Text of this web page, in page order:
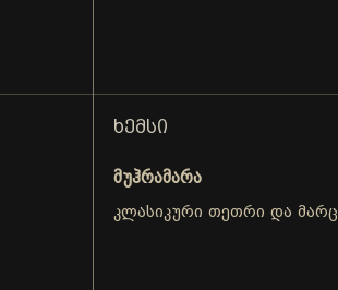
ᲮᲔᲛᲡᲘ
მუჰრამარა
კლასიკური თეთრი და